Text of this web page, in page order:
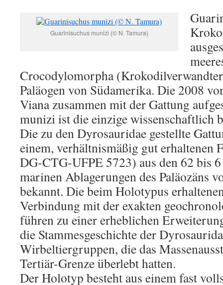
Guarinisuchus munizi (© N. Tamura)
Crocodylomorpha
Paläogen von Südamerika. Die 2008
Viana zusammen mit der Gattung
munizi ist die einzige wissenschaftlich
Die zu den Dyrosauridae gestellte
einem, verhältnismäßig gut erhaltenen
DG-CTG-UFPE 5723) aus den 62 bis
marinen Ablagerungen des Paläozäns
bekannt. Die beim Holotypus
Verbindung mit der exakten
führen zu einer erheblichen
die Stammesgeschichte der
Wirbeltiergruppen, die das
Tertiär-Grenze überlebt hatten.
Der Holotyp besteht aus einem fast